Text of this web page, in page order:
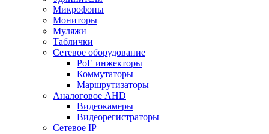
Микрофоны
Мониторы
Муляжи
Таблички
Сетевое оборудование
PoE инжекторы
Коммутаторы
Маршрутизаторы
Аналоговое AHD
Видеокамеры
Видеорегистраторы
Сетевое IP